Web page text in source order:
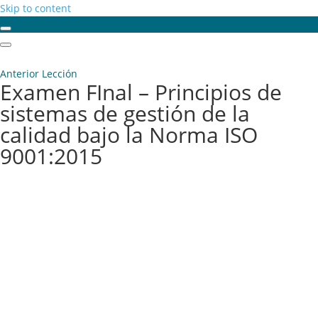
Skip to content
Anterior Lección
Examen FInal – Principios de
sistemas de gestión de la
calidad bajo la Norma ISO
9001:2015